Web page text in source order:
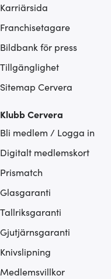
Karriärsida
Franchisetagare
Bildbank för press
Tillgänglighet
Sitemap Cervera
Klubb Cervera
Bli medlem / Logga in
Digitalt medlemskort
Prismatch
Glasgaranti
Tallriksgaranti
Gjutjärnsgaranti
Knivslipning
Medlemsvillkor